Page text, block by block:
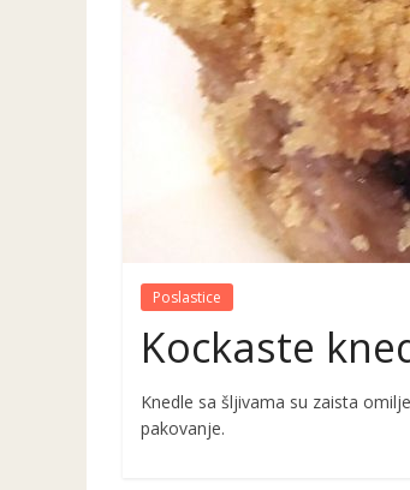
Poslastice
Kockaste
Knedle sa šljivama su zaista
pakovanje.